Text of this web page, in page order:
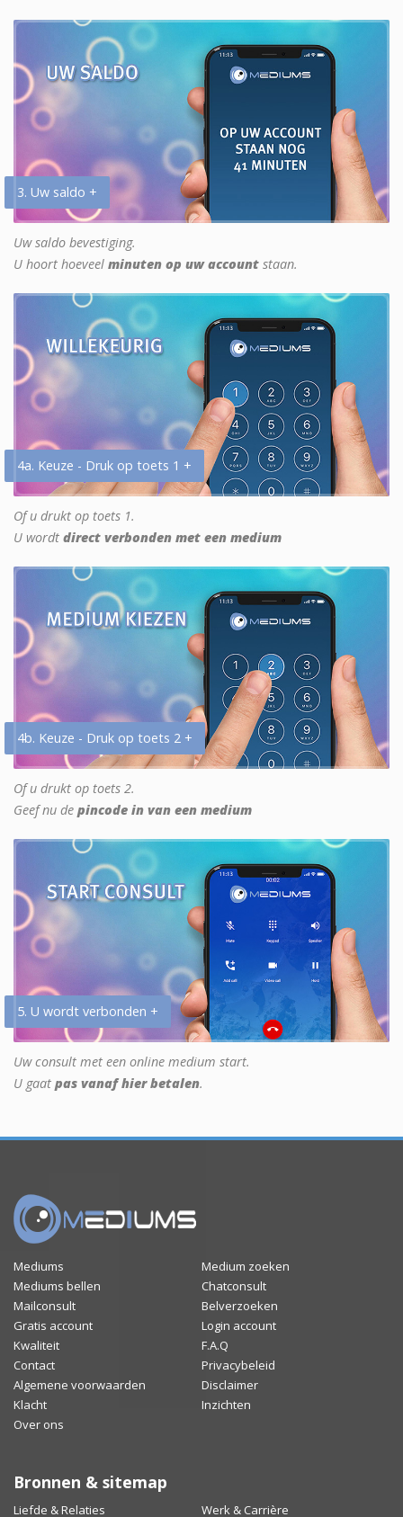
3. Uw saldo +
Uw saldo bevestiging.
U hoort hoeveel minuten op uw account staan.
4a. Keuze - Druk op toets 1 +
Of u drukt op toets 1.
U wordt direct verbonden met een medium
4b. Keuze - Druk op toets 2 +
Of u drukt op toets 2.
Geef nu de pincode in van een medium
5. U wordt verbonden +
Uw consult met een online medium start.
U gaat pas vanaf hier betalen.
Mediums
Medium zoeken
Mediums bellen
Chatconsult
Mailconsult
Belverzoeken
Gratis account
Login account
Kwaliteit
F.A.Q
Contact
Privacybeleid
Algemene voorwaarden
Disclaimer
Klacht
Inzichten
Over ons
Bronnen & sitemap
Liefde & Relaties Werk & Carrière